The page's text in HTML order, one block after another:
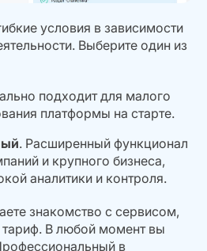
условия в зависимости
Выберите один из
подходит для малого
платформы на старте.
. Расширенный функционал
и крупного бизнеса,
аналитики и контроля.
знакомство с сервисом,
тариф. В любой момент вы
в